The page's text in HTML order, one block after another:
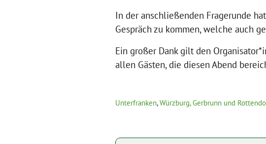
In der anschließenden Fragerunde
Gespräch zu kommen, welche auch
Ein großer Dank gilt den
allen Gästen, die diesen Abend
Unterfranken,Würzburg, Gerbrunn und